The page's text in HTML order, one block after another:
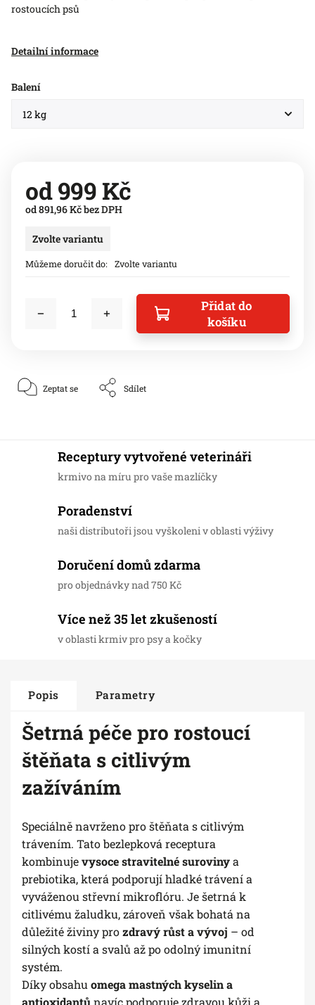
rostoucích psů
Detailní informace
Balení
od999 Kč
od891,96 Kčbez DPH
Zvolte variantu
Můžeme doručit do: Zvolte variantu
Přidat do
košíku
Zeptat se Sdílet
Receptury vytvořené veterináři
krmivo na míru pro vaše mazlíčky
Poradenství
naši distributoři jsou vyškoleni v oblasti výživy
Doručení domů zdarma
pro objednávky nad 750 Kč
Více než 35 let zkušeností
v oblasti krmiv pro psy a kočky
Popis Parametry
Šetrná péče pro rostoucí
štěňata s citlivým
zažíváním
Speciálně navrženo pro štěňata s citlivým
trávením. Tato bezlepková receptura
kombinujevysoce stravitelné surovinya
prebiotika, která podporují hladké trávení a
vyváženou střevní mikroflóru. Je šetrná k
citlivému žaludku, zároveň však bohatá na
důležité živiny prozdravý růst a vývoj – od
silných kostí a svalů až po odolný imunitní
systém.
Díky obsahuomega mastných kyselin a
antioxidantů navíc podporuje zdravou kůži a